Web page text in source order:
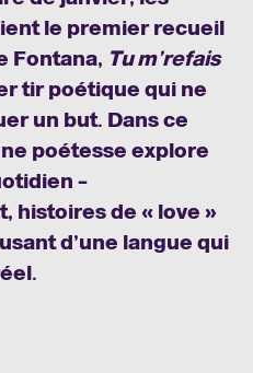
le premier recueil
Fontana, Tu m’refais
tir poétique qui ne
un but. Dans ce
poétesse explore
–
histoires de « love »
d’une langue qui